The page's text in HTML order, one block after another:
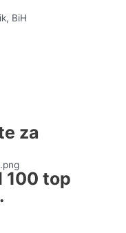
BiH
za
100 top